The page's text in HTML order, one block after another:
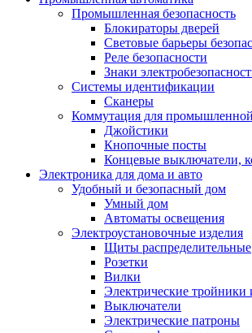
Промышленная безопасность
Блокираторы дверей
Световые барьеры
Реле безопасности
Знаки
Системы идентификации
Сканеры
Коммутация для
Джойстики
Кнопочные посты
Концевые выключатели,
Электроника для дома и авто
Удобный и безопасный дом
Умный дом
Автоматы освещения
Электроустановочные изделия
Щиты распределительные
Розетки
Вилки
Электрические тройники
Выключатели
Электрические патроны